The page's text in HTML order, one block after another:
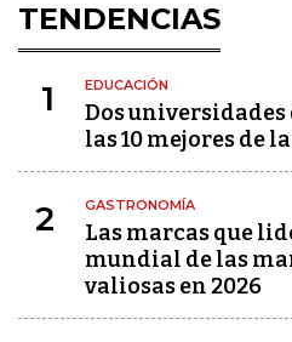
TENDENCIAS
1 EDUCACIÓN
Dos
las 10 mejores de
2 GASTRONOMÍA
Las marcas que
mundial de las
valiosas en 2026